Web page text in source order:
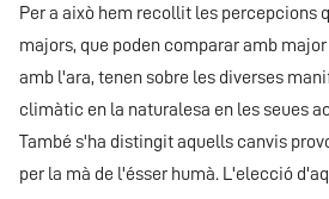
Per a això hem recollit les percepcions
majors, que poden comparar amb
amb l'ara, tenen sobre les diverses
climàtic en la naturalesa en les seues
També s'ha distingit aquells canvis
per la mà de l'ésser humà. L'elecció